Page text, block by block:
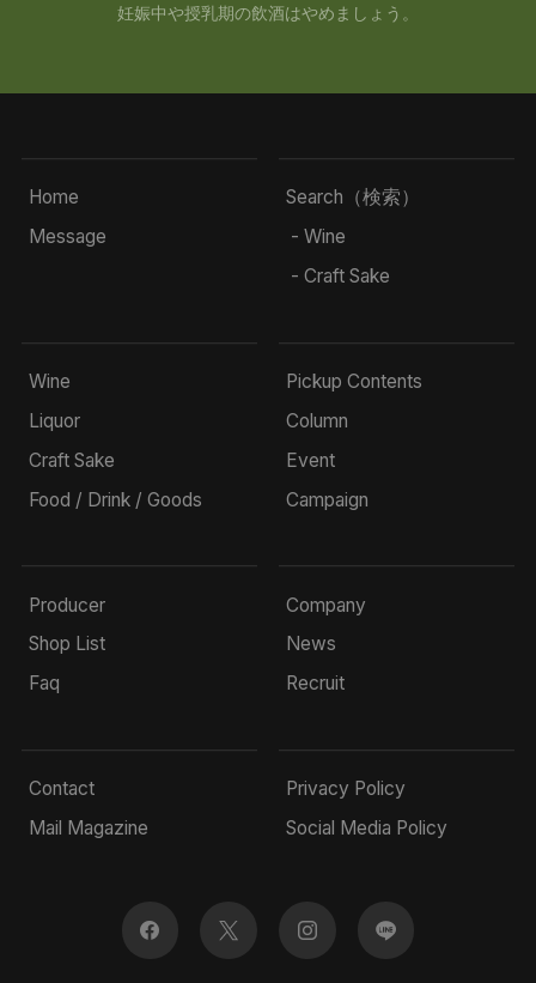
妊娠中や授乳期の飲酒はやめましょう。
Home
Message
Search（検索）
- Wine
- Craft Sake
Wine
Liquor
Craft Sake
Food / Drink / Goods
Pickup Contents
Column
Event
Campaign
Producer
Shop List
Faq
Company
News
Recruit
Contact
Mail Magazine
Privacy Policy
Social Media Policy